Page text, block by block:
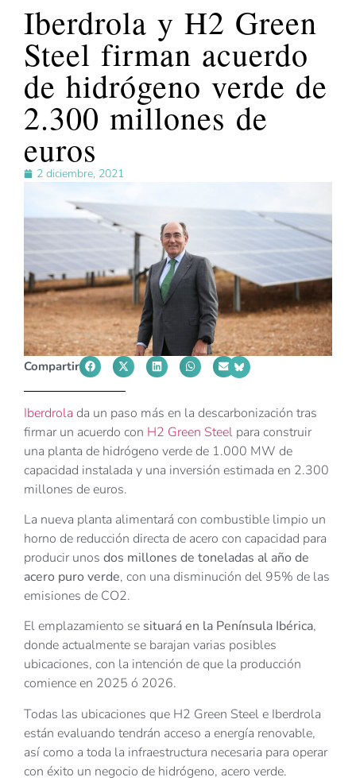
Iberdrola y H2 Green
Steel firman acuerdo
de hidrógeno verde de
2.300 millones de
euros
2 diciembre, 2021
Compartir
Iberdrola da un paso más en la descarbonización tras
firmar un acuerdo con H2 Green Steel para construir
una planta de hidrógeno verde de 1.000 MW de
capacidad instalada y una inversión estimada en 2.300
millones de euros.
La nueva planta alimentará con combustible limpio un
horno de reducción directa de acero con capacidad para
producir unos dos millones de toneladas al año de
acero puro verde, con una disminución del 95% de las
emisiones de CO2.
El emplazamiento se situará en la Península Ibérica,
donde actualmente se barajan varias posibles
ubicaciones, con la intención de que la producción
comience en 2025 ó 2026.
Todas las ubicaciones que H2 Green Steel e Iberdrola
están evaluando tendrán acceso a energía renovable,
así como a toda la infraestructura necesaria para operar
con éxito un negocio de hidrógeno, acero verde.